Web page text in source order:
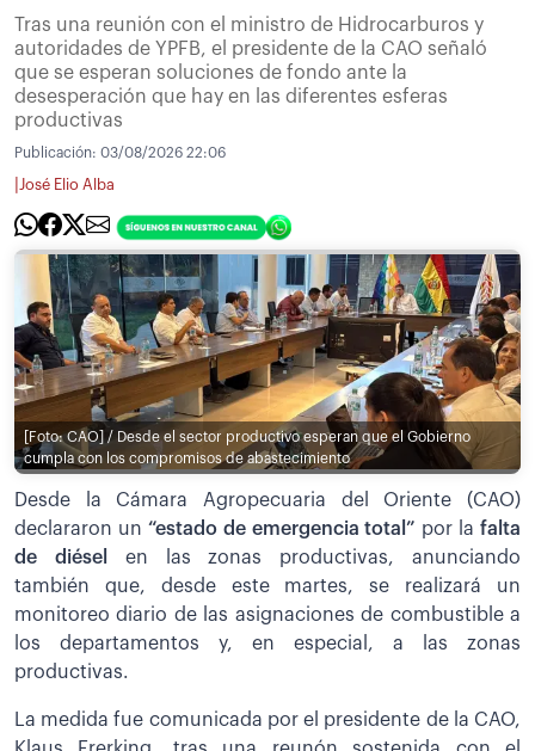
Tras una reunión con el ministro de Hidrocarburos y
autoridades de YPFB, el presidente de la CAO señaló
que se esperan soluciones de fondo ante la
desesperación que hay en las diferentes esferas
productivas
Publicación: 03/08/2026 22:06
José Elio Alba
[Foto: CAO] / Desde el sector productivo esperan que el Gobierno
cumpla con los compromisos de abastecimiento
Desde la Cámara Agropecuaria del Oriente (CAO)
declararon un “estado de emergencia total” por la falta
de diésel en las zonas productivas, anunciando
también que, desde este martes, se realizará un
monitoreo diario de las asignaciones de combustible a
los departamentos y, en especial, a las zonas
productivas.
La medida fue comunicada por el presidente de la CAO,